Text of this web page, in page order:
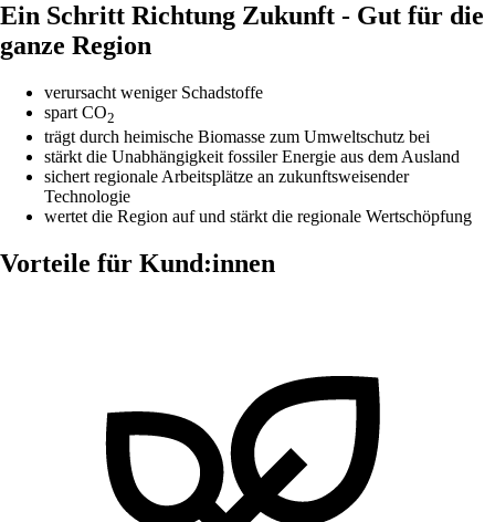
Ein Schritt Richtung Zukunft - Gut für die
ganze Region
verursacht weniger Schadstoffe
spart CO2
trägt durch heimische Biomasse zum Umweltschutz bei
stärkt die Unabhängigkeit fossiler Energie aus dem Ausland
sichert regionale Arbeitsplätze an zukunftsweisender
Technologie
wertet die Region auf und stärkt die regionale Wertschöpfung
Vorteile für Kund:innen